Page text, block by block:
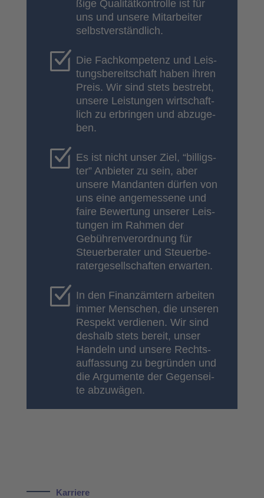
ßi­ge Qua­li­tätkon­trol­le ist für
uns und unse­re Mit­ar­bei­ter
selbst­ver­ständ­lich.
Die Fach­kom­pe­tenz und Leis­
tungs­be­reit­schaft haben ihren
Preis. Wir sind stets bestrebt,
unse­re Leis­tun­gen wirt­schaft­
lich zu erbrin­gen und abzu­ge­
ben.
Es ist nicht unser Ziel, “bil­ligs­
ter” Anbie­ter zu sein, aber
unse­re Man­dan­ten dür­fen von
uns eine ange­mes­se­ne und
fai­re Bewer­tung unse­rer Leis­
tun­gen im Rah­men der
Gebüh­ren­ver­ord­nung für
Steu­er­be­ra­ter und Steu­er­be­
ra­ter­ge­sell­schaf­ten erwar­ten.
In den Finanz­äm­tern arbei­ten
immer Men­schen, die unse­ren
Respekt ver­die­nen. Wir sind
des­halb stets bereit, unser
Han­deln und unse­re Rechts­
auf­fas­sung zu begrün­den und
die Argu­men­te der Gegen­sei­
te abzu­wä­gen.
Kar­rie­re